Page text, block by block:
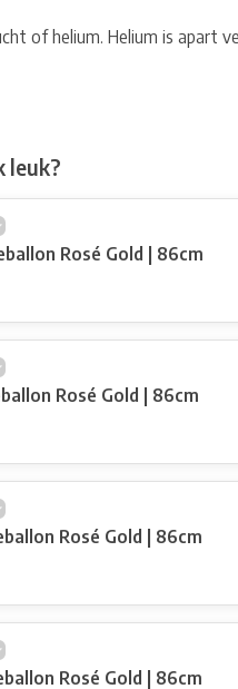
of helium. Helium is apart
leuk?
0 Folieballon Rosé Gold | 86cm
Folieballon Rosé Gold | 86cm
Folieballon Rosé Gold | 86cm
Folieballon Rosé Gold | 86cm